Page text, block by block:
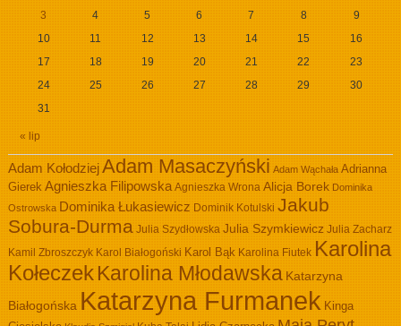
« lip
3
4 5 6 7 8
9
10
11 12 13 14 15
16
17
18 19 20 21 22
23
24
25 26 27 28 29
30
31
Adam KołodziejAdam Masaczyński Adam Wąchała Adrianna
Gierek Agnieszka Filipowska Agnieszka Wrona Alicja Borek Dominika
Ostrowska Dominika Łukasiewicz Dominik Kotulski Jakub
Sobura-Durma Julia Szydłowska Julia Szymkiewicz Julia Zacharz
Kamil Zbroszczyk Karol Białogoński Karol Bąk Karolina Fiutek Karolina
KołeczekKarolina Młodawska Katarzyna
Białogońska Katarzyna Furmanek Kinga